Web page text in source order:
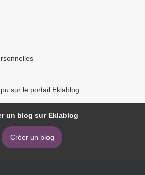
sur le portail Eklablog
un blog sur Eklablog
Créer un blog